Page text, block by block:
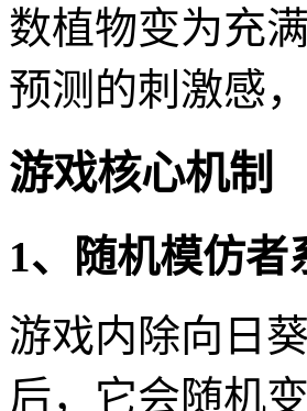
数植物变为充
预测的刺激感
游戏核心机制
1、随机模仿者
游戏内除向日
后，它会随机